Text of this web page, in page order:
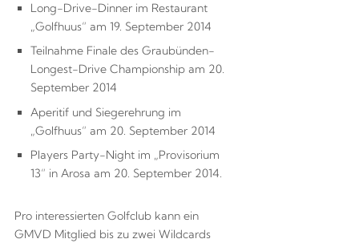
Long-Drive-Dinner im Restaurant
„Golfhuus“ am 19. September 2014
Teilnahme Finale des Graubünden-
Longest-Drive Championship am 20.
September 2014
Aperitif und Siegerehrung im
„Golfhuus“ am 20. September 2014
Players Party-Night im „Provisorium
13“ in Arosa am 20. September 2014.
Pro interessierten Golfclub kann ein
GMVD Mitglied bis zu zwei Wildcards